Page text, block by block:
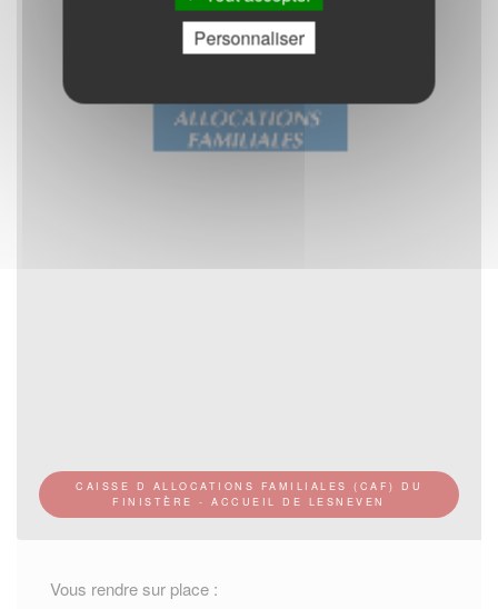
CAISSE D ALLOCATIONS FAMILIALES (CAF) DU
FINISTÈRE - ACCUEIL DE LESNEVEN
Vous rendre sur place :
Personnaliser